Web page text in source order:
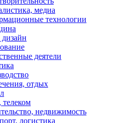
медиа
технологии
деятели
отдых
телеком
недвижимость
логистика